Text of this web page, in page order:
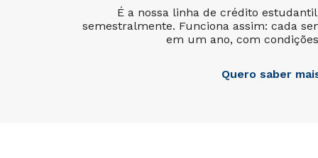
É a nossa linha de crédito
semestralmente. Funciona assim: cada
em um ano, com
Quero saber